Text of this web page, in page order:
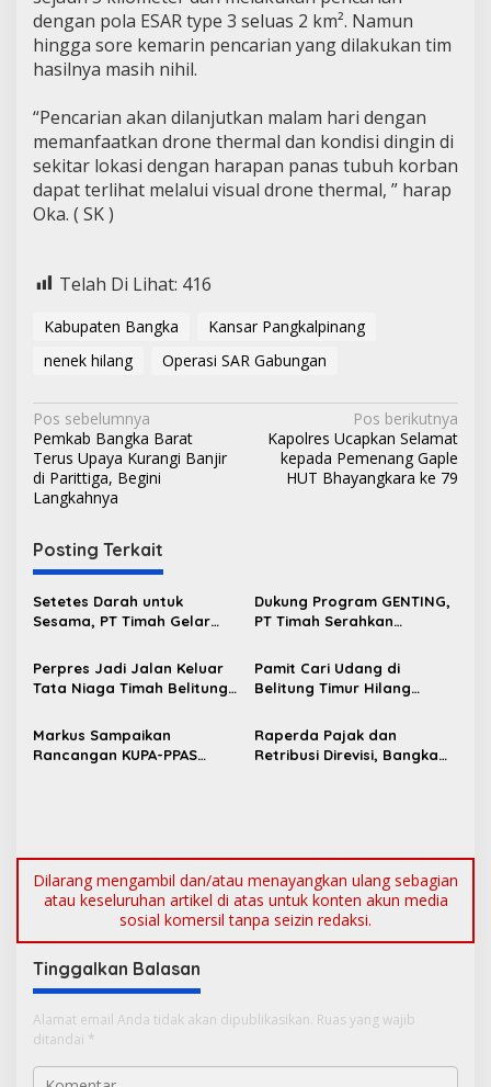
dengan pola ESAR type 3 seluas 2 km². Namun
hingga sore kemarin pencarian yang dilakukan tim
hasilnya masih nihil.
“Pencarian akan dilanjutkan malam hari dengan
memanfaatkan drone thermal dan kondisi dingin di
sekitar lokasi dengan harapan panas tubuh korban
dapat terlihat melalui visual drone thermal, ” harap
Oka. ( SK )
Telah Di Lihat: 416
Kabupaten Bangka
Kansar Pangkalpinang
nenek hilang
Operasi SAR Gabungan
N
a
v
g
a
s
p
o
s
Pos sebelumnya
Pemkab Bangka Barat
Terus Upaya Kurangi Banjir
di Parittiga, Begini
Langkahnya
Pos berikutnya
Kapolres Ucapkan Selamat
kepada Pemenang Gaple
HUT Bhayangkara ke 79
Posting Terkait
Setetes Darah untuk
Sesama, PT Timah Gelar
Jakarta
Dukung Program GENTING,
PT Timah Serahkan
untuk Cegah Stunting
Perpres Jadi Jalan Keluar
Tata Niaga Timah Belitung,
Masyarakat Bersabar
Pamit Cari Udang di
Belitung Timur Hilang
Kolong Kero
Markus Sampaikan
Rancangan KUPA-PPAS
Raperda Pajak dan
Retribusi Direvisi, Bangka
Dilarang mengambil dan/atau menayangkan ulang sebagian
atau keseluruhan artikel di atas untuk konten akun media
sosial komersil tanpa seizin redaksi.
Tinggalkan Balasan
Alamat email Anda tidak akan dipublikasikan. Ruas yang wajib
ditandai *